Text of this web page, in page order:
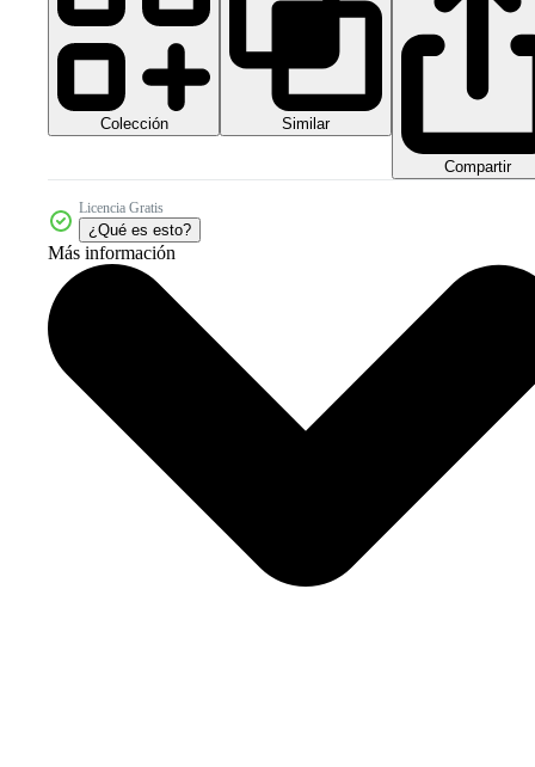
Colección Similar
Compartir
Licencia Gratis
¿Qué es esto?
Más información